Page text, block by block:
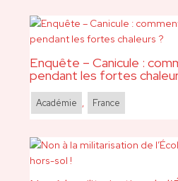
Enquête – Canicule :
pendant les fortes
Académie , France